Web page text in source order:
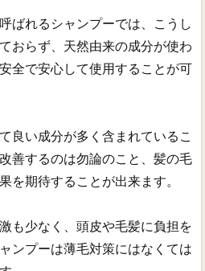
ばれるシャンプーでは、こうし
おらず、天然由来の成分が使わ
全で安心して使用することが可
良い成分が多く含まれているこ
善するのは勿論のこと、髪の毛
を期待することが出来ます。
も少なく、頭皮や毛髪に負担を
ンプーは薄毛対策にはなくては